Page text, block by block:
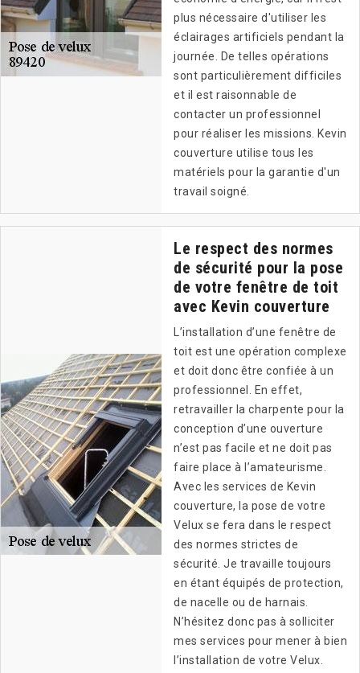
plus nécessaire d'utiliser les
éclairages artificiels pendant la
journée. De telles opérations
sont particulièrement difficiles
et il est raisonnable de
contacter un professionnel
pour réaliser les missions. Kevin
couverture utilise tous les
matériels pour la garantie d'un
travail soigné.
Le respect des normes
de sécurité pour la pose
de votre fenêtre de toit
avec Kevin couverture
L’installation d’une fenêtre de
toit est une opération complexe
et doit donc être confiée à un
professionnel. En effet,
retravailler la charpente pour la
conception d’une ouverture
n’est pas facile et ne doit pas
faire place à l’amateurisme.
Avec les services de Kevin
couverture, la pose de votre
Velux se fera dans le respect
des normes strictes de
sécurité. Je travaille toujours
en étant équipés de protection,
de nacelle ou de harnais.
N’hésitez donc pas à solliciter
mes services pour mener à bien
l’installation de votre Velux.